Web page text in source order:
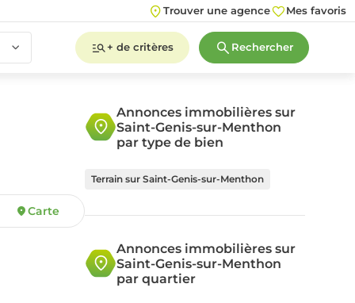
Trouver une agence Mes favoris
5+
2 3 4 5+
+ de critères Rechercher
Carte
Annonces immobilières sur
Saint-Genis-sur-Menthon
par type de bien
Terrain sur Saint-Genis-sur-Menthon
Annonces immobilières sur
Saint-Genis-sur-Menthon
par quartier